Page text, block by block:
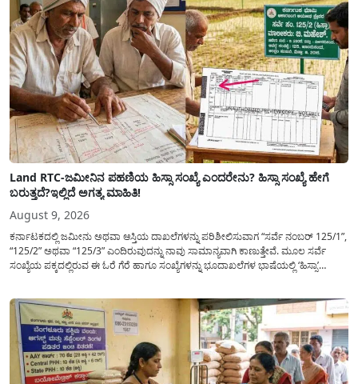
Land RTC-ಜಮೀನಿನ ಪಹಣಿಯ ಹಿಸ್ಸಾ ಸಂಖ್ಯೆ ಎಂದರೇನು? ಹಿಸ್ಸಾ ಸಂಖ್ಯೆ ಹೇಗೆ
ಬರುತ್ತದೆ?ಇಲ್ಲಿದೆ ಅಗತ್ಯ ಮಾಹಿತಿ!
August 9, 2026
ಕರ್ನಾಟಕದಲ್ಲಿ ಜಮೀನು ಅಥವಾ ಆಸ್ತಿಯ ದಾಖಲೆಗಳನ್ನು ಪರಿಶೀಲಿಸುವಾಗ “ಸರ್ವೆ ನಂಬರ್ 125/1”,
“125/2” ಅಥವಾ “125/3” ಎಂದಿರುವುದನ್ನು ನಾವು ಸಾಮಾನ್ಯ​ವಾಗಿ ಕಾಣುತ್ತೇವೆ. ಮೂಲ ಸರ್ವೆ
ಸಂಖ್ಯೆಯ ಪಕ್ಕದಲ್ಲಿರುವ ಈ ಓರೆ ಗೆರೆ ಹಾಗೂ ಸಂಖ್ಯೆಗಳನ್ನು ಭೂದಾಖಲೆಗಳ ಭಾಷೆಯಲ್ಲಿ ‘ಹಿಸ್ಸಾ’